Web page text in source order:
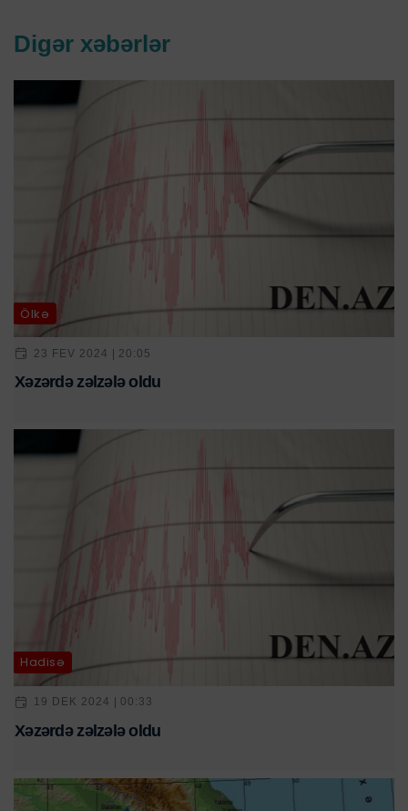
Digər xəbərlər
Ölkə
23 FEV 2024 | 20:05
Xəzərdə zəlzələ oldu
Hadisə
19 DEK 2024 | 00:33
Xəzərdə zəlzələ oldu